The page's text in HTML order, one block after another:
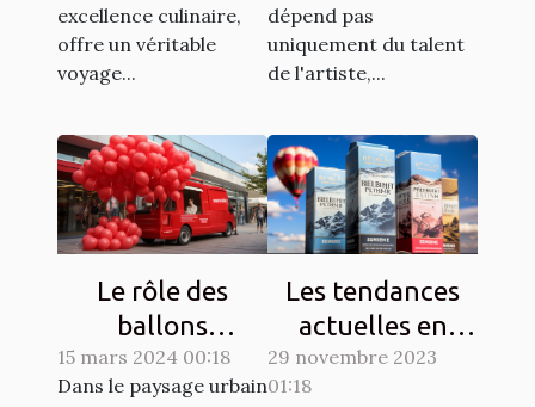
excellence culinaire,
offre un véritable
voyage...
dépend pas
uniquement du talent
de l'artiste,...
Le rôle des
ballons
publicitaires
dans les
15 mars 2024 00:18
Dans le paysage urbain
Les tendances
actuelles en
matière de
29 novembre 2023
01:18